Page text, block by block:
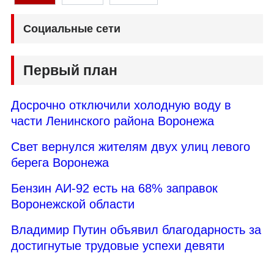
Социальные сети
Первый план
Досрочно отключили холодную воду в
части Ленинского района Воронежа
Свет вернулся жителям двух улиц левого
берега Воронежа
Бензин АИ-92 есть на 68% заправок
Воронежской области
Владимир Путин объявил благодарность за
достигнутые трудовые успехи девяти